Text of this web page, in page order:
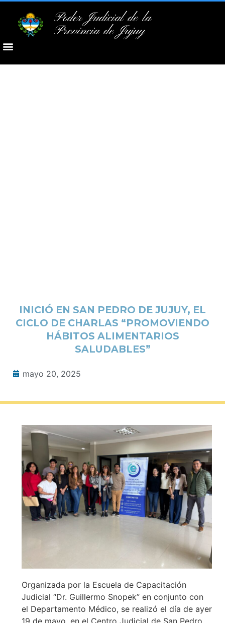
Poder Judicial de la
Provincia de Jujuy
INICIÓ EN SAN PEDRO DE JUJUY, EL
CICLO DE CHARLAS “PROMOVIENDO
HÁBITOS ALIMENTARIOS
SALUDABLES”
mayo 20, 2025
Organizada por la Escuela de Capacitación
Judicial “Dr. Guillermo Snopek” en conjunto con
el Departamento Médico, se realizó el día de ayer
19 de mayo, en el Centro Judicial de San Pedro